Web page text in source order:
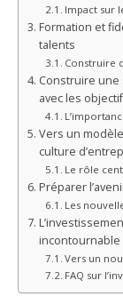
Impact sur
Formation et
talents
Construire
Construire une
avec les
Vers un
culture
Le rôle
Préparer
Les
incontournable
Vers un
FAQ sur